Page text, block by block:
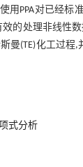
PPA对已经标
的处理非线性
(TE)化工过程,
式分析